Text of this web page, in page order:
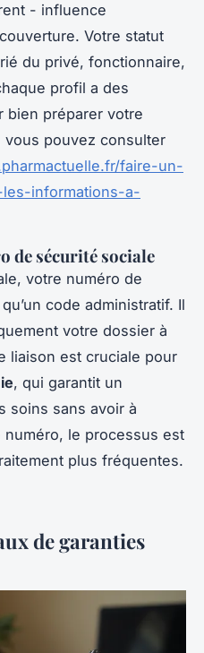
- influence
Votre statut
du privé, fonctionnaire,
profil a des
bien préparer votre
pouvez consulter
faire-un-
informations-a-
de sécurité sociale
votre numéro de
code administratif. Il
votre dossier à
liaison est cruciale pour
, qui garantit un
soins sans avoir à
le processus est
plus fréquentes.
de garanties